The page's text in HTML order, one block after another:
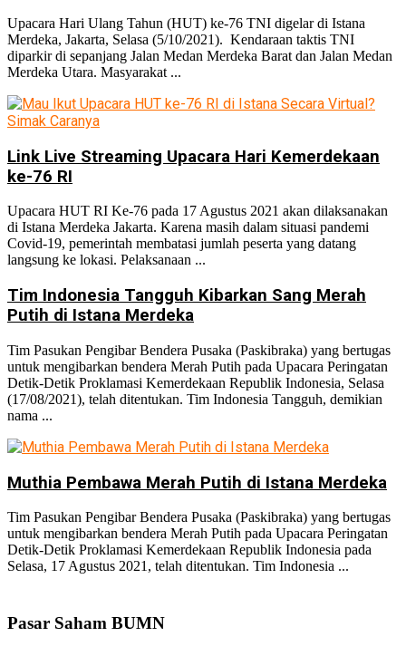
No Result
Upacara Hari Ulang Tahun (HUT) ke-76 TNI digelar di Istana
Merdeka, Jakarta, Selasa (5/10/2021). Kendaraan taktis TNI
diparkir di sepanjang Jalan Medan Merdeka Barat dan Jalan Medan
Merdeka Utara. Masyarakat ...
Link Live Streaming Upacara Hari Kemerdekaan
ke-76 RI
Upacara HUT RI Ke-76 pada 17 Agustus 2021 akan dilaksanakan
di Istana Merdeka Jakarta. Karena masih dalam situasi pandemi
Covid-19, pemerintah membatasi jumlah peserta yang datang
langsung ke lokasi. Pelaksanaan ...
Tim Indonesia Tangguh Kibarkan Sang Merah
Putih di Istana Merdeka
Tim Pasukan Pengibar Bendera Pusaka (Paskibraka) yang bertugas
untuk mengibarkan bendera Merah Putih pada Upacara Peringatan
Detik-Detik Proklamasi Kemerdekaan Republik Indonesia, Selasa
(17/08/2021), telah ditentukan. Tim Indonesia Tangguh, demikian
nama ...
Muthia Pembawa Merah Putih di Istana Merdeka
Tim Pasukan Pengibar Bendera Pusaka (Paskibraka) yang bertugas
untuk mengibarkan bendera Merah Putih pada Upacara Peringatan
Detik-Detik Proklamasi Kemerdekaan Republik Indonesia pada
Selasa, 17 Agustus 2021, telah ditentukan. Tim Indonesia ...
Pasar Saham BUMN